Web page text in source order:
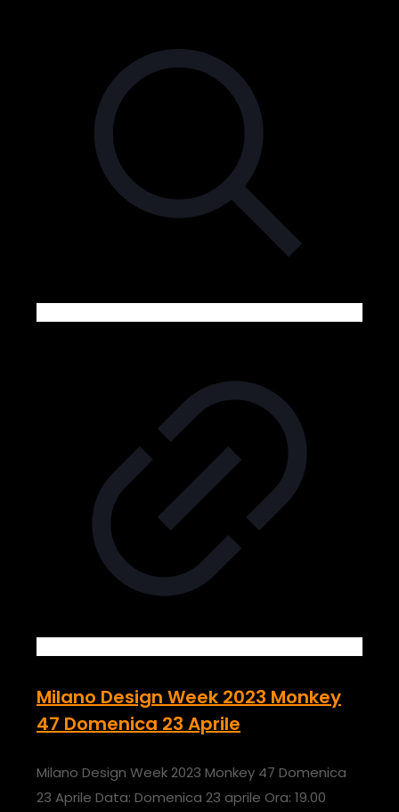
Milano Design Week 2023 Monkey
47 Domenica 23 Aprile
Milano Design Week 2023 Monkey 47 Domenica
23 Aprile Data: Domenica 23 aprile Ora: 19.00